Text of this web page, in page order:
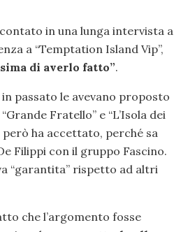
in una lunga intervista a
a “Temptation Island Vip”,
di averlo fatto”.
passato le avevano proposto
Fratello” e “L’Isola dei
però ha accettato, perché sa
Filippi con il gruppo Fascino.
“garantita” rispetto ad altri
che l’argomento fosse